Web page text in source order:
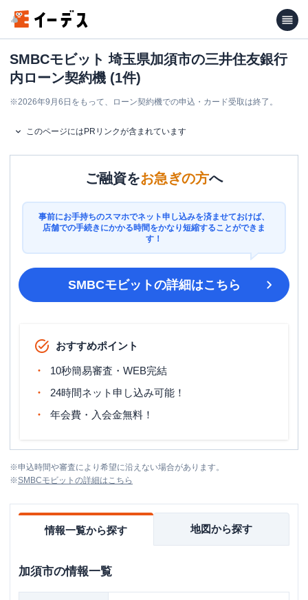
SMBCモビット 埼玉県加須市の三井住友銀行
内ローン契約機 (1件)
※2026年9月6日をもって、ローン契約機での申込・カード受取は終了。
このページにはPRリンクが含まれています
ご融資をお急ぎの方へ
事前にお手持ちのスマホでネット申し込みを済ませておけば、
店舗での手続きにかかる時間をかなり短縮することができま
す！
SMBCモビットの詳細はこちら
おすすめポイント
10秒簡易審査・WEB完結
24時間ネット申し込み可能！
年会費・入会金無料！
※申込時間や審査により希望に沿えない場合があります。
※SMBCモビット の詳細はこちら
情報一覧から探す 地図から探す
加須市の情報一覧